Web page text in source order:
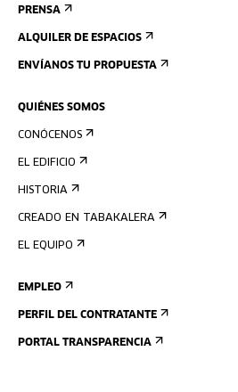
PRENSA
ALQUILER DE ESPACIOS
ENVÍANOS TU PROPUESTA
QUIÉNES SOMOS
CONÓCENOS
EL EDIFICIO
HISTORIA
CREADO EN TABAKALERA
EL EQUIPO
EMPLEO
PERFIL DEL CONTRATANTE
PORTAL TRANSPARENCIA